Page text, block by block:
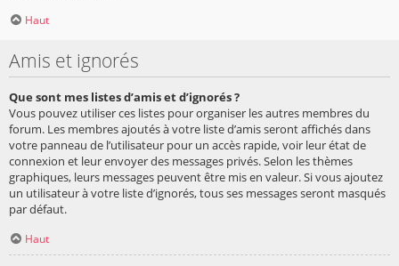
Haut
Amis et ignorés
Que sont mes listes d’amis et d’ignorés ?
Vous pouvez utiliser ces listes pour organiser les autres membres du
forum. Les membres ajoutés à votre liste d’amis seront affichés dans
votre panneau de l’utilisateur pour un accès rapide, voir leur état de
connexion et leur envoyer des messages privés. Selon les thèmes
graphiques, leurs messages peuvent être mis en valeur. Si vous ajoutez
un utilisateur à votre liste d’ignorés, tous ses messages seront masqués
par défaut.
Haut